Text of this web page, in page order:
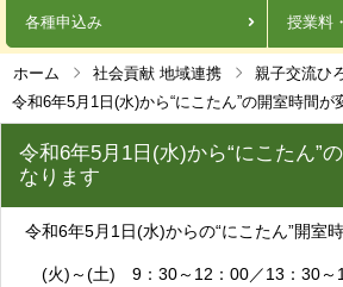
各種申込み 授業料
ホーム 社会貢献 地域連携
親子交流ひ
令和6年5月1日(水)から“にこたん”の開室時間が
令和6年5月1日(水)から“にこたん”
なります
令和6年5月1日(水)からの“にこたん”開室
(火)～(土) 9：30～12：00／13：30～